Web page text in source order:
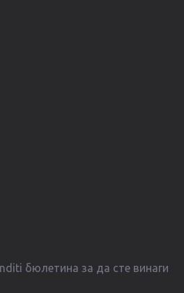
бюлетина за да сте винаги